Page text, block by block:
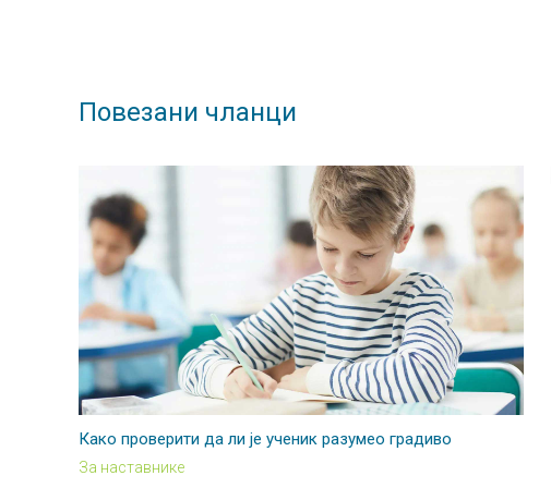
Повезани чланци
Како проверити да ли је ученик разумео градиво
За наставнике